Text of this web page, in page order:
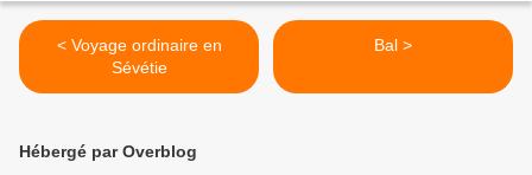
< Voyage ordinaire en
Sévétie
Bal >
Hébergé par Overblog